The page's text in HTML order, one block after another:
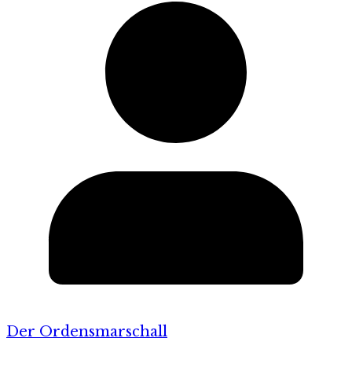
Der Ordensmarschall